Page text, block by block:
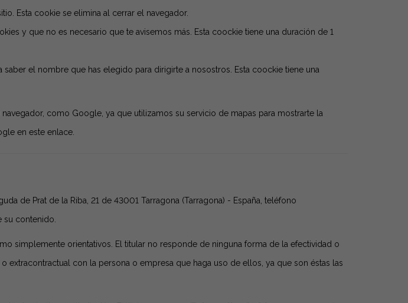
Esta cookie se elimina al cerrar el navegador.
y que no es necesario que te avisemos más. Esta coockie tiene una duración de 1
el nombre que has elegido para dirigirte a nosostros. Esta coockie tiene una
como Google, ya que utilizamos su servicio de mapas para mostrarte la
en este enlace
de Prat de la Riba, 21 de 43001 Tarragona (Tarragona) - España, teléfono
su contenido.
simplemente orientativos. El titular no responde de ninguna forma de la efectividad o
con la persona o empresa que haga uso de ellos, ya que son éstas las